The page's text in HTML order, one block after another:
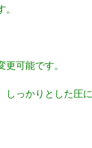
可能です。
しっかりとした圧